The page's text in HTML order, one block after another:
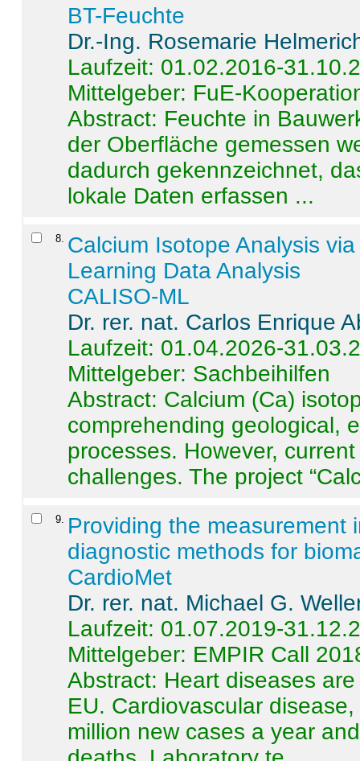
BT-Feuchte
Dr.-Ing. Rosemarie
Laufzeit: 01.02.2016-
Mittelgeber: FuE-
Abstract: Feuchte in
der Oberfläche gemessen
dadurch gekennzeichnet,
lokale Daten erfassen ...
8 Calcium Isotope Analysis
Learning Data Analysis
CALISO-ML
Dr. rer. nat. Carlos Enrique
Laufzeit: 01.04.2026-
Mittelgeber: Sachbeihilfen
Abstract: Calcium (Ca)
comprehending geological,
processes. However,
challenges. The project
9
Providing the measurement
diagnostic methods for
CardioMet
Dr. rer. nat. Michael G.
Laufzeit: 01.07.2019-
Mittelgeber: EMPIR Call
Abstract: Heart diseases
EU. Cardiovascular
million new cases a year